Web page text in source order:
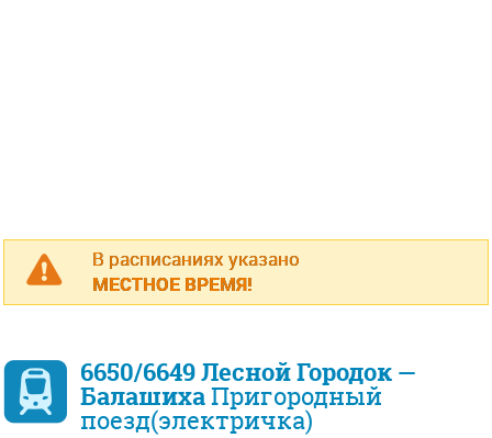
В расписаниях указано
МЕСТНОЕ ВРЕМЯ!
6650/6649 Лесной Городок —
БалашихаПригородный
поезд(электричка)